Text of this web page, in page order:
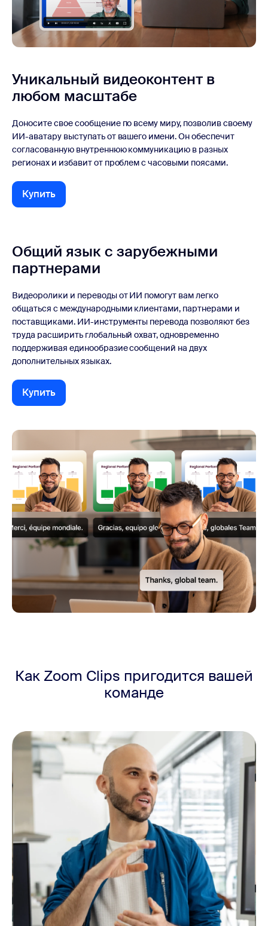
Уникальный видеоконтент в
любом масштабе
Доносите свое сообщение по всему миру, позволив своему
ИИ-аватару выступать от вашего имени. Он обеспечит
согласованную внутреннюю коммуникацию в разных
регионах и избавит от проблем с часовыми поясами.
Купить
Купить
Общий язык с зарубежными
партнерами
Видеоролики и переводы от ИИ помогут вам легко
общаться с международными клиентами, партнерами и
поставщиками. ИИ-инструменты перевода позволяют без
труда расширить глобальный охват, одновременно
поддерживая единообразие сообщений на двух
дополнительных языках.
Купить
Купить
Как Zoom Clips пригодится вашей
команде